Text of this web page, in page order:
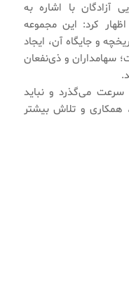
آزادگان با اشاره به
کرد: این مجموعه
و جایگاه آن، ایجاد
سهامداران و ذی‌نفعان
سرعت می‌گذرد و نباید
و تلاش بیشتر